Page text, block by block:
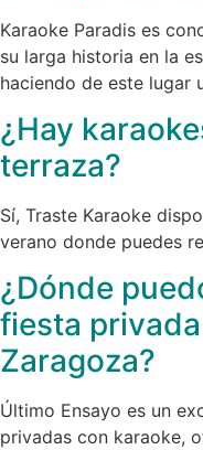
Karaoke Paradis es
su larga historia en la
haciendo de este lugar
¿Hay
terraza?
Sí, Traste Karaoke
verano donde puedes
¿Dónde
fiesta
Zaragoza?
Último Ensayo es un
privadas con karaoke,